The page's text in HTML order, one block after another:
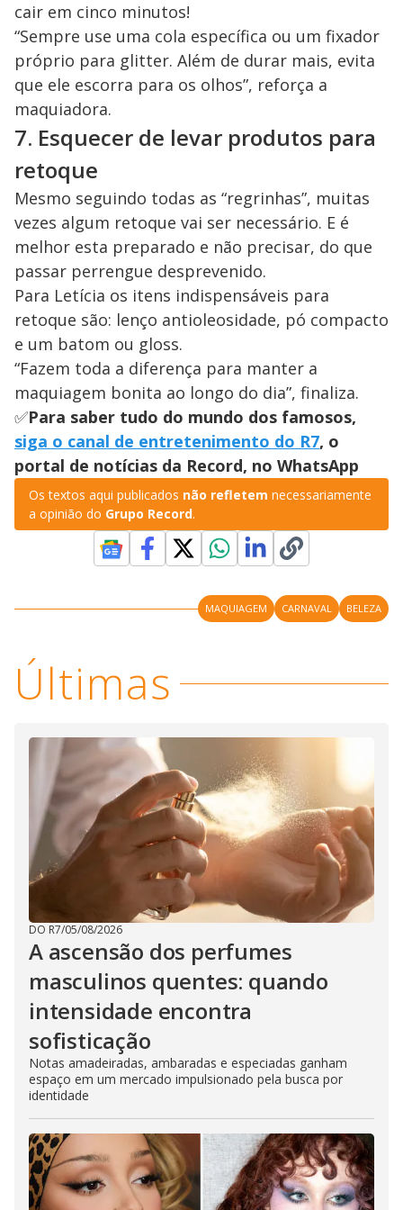
cair em cinco minutos!
“Sempre use uma cola específica ou um fixador
próprio para glitter. Além de durar mais, evita
que ele escorra para os olhos”, reforça a
maquiadora.
7. Esquecer de levar produtos para
retoque
Mesmo seguindo todas as “regrinhas”, muitas
vezes algum retoque vai ser necessário. E é
melhor esta preparado e não precisar, do que
passar perrengue desprevenido.
Para Letícia os itens indispensáveis para
retoque são: lenço antioleosidade, pó compacto
e um batom ou gloss.
“Fazem toda a diferença para manter a
maquiagem bonita ao longo do dia”, finaliza.
✅Para saber tudo do mundo dos famosos,
siga o canal de entretenimento do R7, o
portal de notícias da Record, no WhatsApp
Os textos aqui publicados não refletem necessariamente
a opinião do Grupo Record.
MAQUIAGEM CARNAVAL BELEZA
Últimas
DO R7/05/08/2026
A ascensão dos perfumes
masculinos quentes: quando
intensidade encontra
sofisticação
Notas amadeiradas, ambaradas e especiadas ganham
espaço em um mercado impulsionado pela busca por
identidade